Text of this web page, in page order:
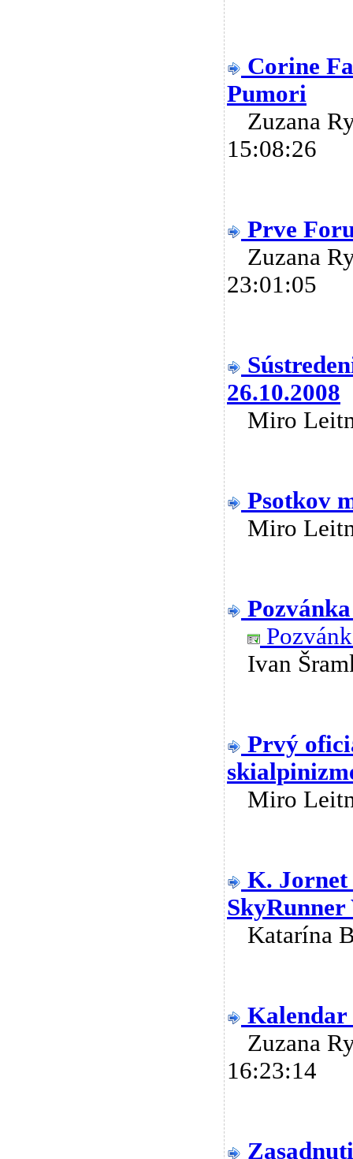
Corine
Pumori
Zuzana
15:08:26
Prve
Zuzana
23:01:05
26.10.2008
Miro
Psotkov
Miro
Ivan
Prvý
Miro
K.
SkyRunner
Katarína
Kalendar
Zuzana
16:23:14